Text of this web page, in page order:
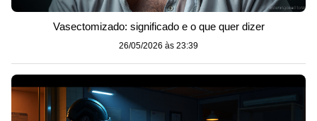
Vasectomizado: significado e o que quer dizer
26/05/2026 às 23:39